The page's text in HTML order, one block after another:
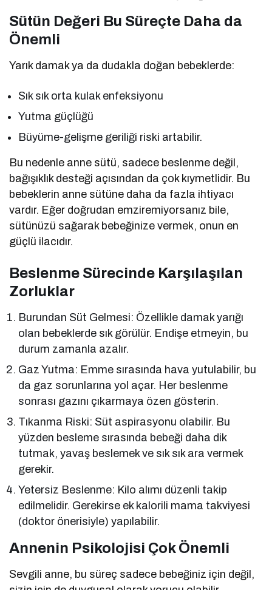
Sütün Değeri Bu Süreçte Daha da
Önemli
Yarık damak ya da dudakla doğan bebeklerde:
Sık sık orta kulak enfeksiyonu
Yutma güçlüğü
Büyüme-gelişme geriliği riski artabilir.
Bu nedenle anne sütü, sadece beslenme değil,
bağışıklık desteği açısından da çok kıymetlidir. Bu
bebeklerin anne sütüne daha da fazla ihtiyacı
vardır. Eğer doğrudan emziremiyorsanız bile,
sütünüzü sağarak bebeğinize vermek, onun en
güçlü ilacıdır.
Beslenme Sürecinde Karşılaşılan
Zorluklar
Burundan Süt Gelmesi: Özellikle damak yarığı
olan bebeklerde sık görülür. Endişe etmeyin, bu
durum zamanla azalır.
Gaz Yutma: Emme sırasında hava yutulabilir, bu
da gaz sorunlarına yol açar. Her beslenme
sonrası gazını çıkarmaya özen gösterin.
Tıkanma Riski: Süt aspirasyonu olabilir. Bu
yüzden besleme sırasında bebeği daha dik
tutmak, yavaş beslemek ve sık sık ara vermek
gerekir.
Yetersiz Beslenme: Kilo alımı düzenli takip
edilmelidir. Gerekirse ek kalorili mama takviyesi
(doktor önerisiyle) yapılabilir.
Annenin Psikolojisi Çok Önemli
Sevgili anne, bu süreç sadece bebeğiniz için değil,